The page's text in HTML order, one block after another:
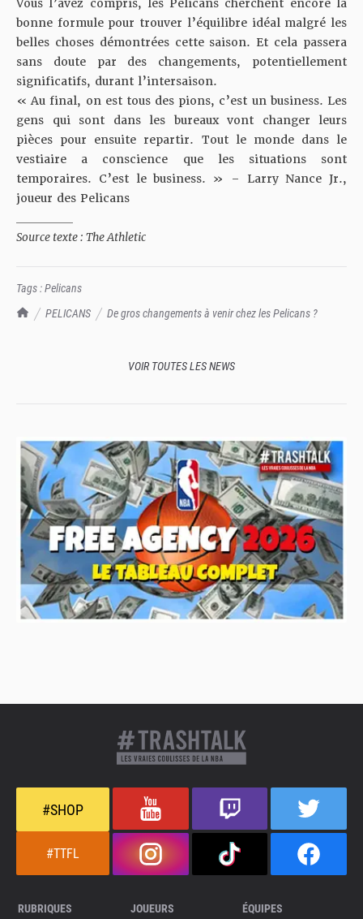
TrashTalk Actu NBA
PELICANS De gros changements à venir chez les Pelicans ?
Vous l’avez compris, les Pelicans cherchent encore la
bonne formule pour trouver l’équilibre idéal malgré les
belles choses démontrées cette saison. Et cela passera
sans doute par des changements, potentiellement
significatifs, durant l’intersaison.
« Au final, on est tous des pions, c’est un business. Les
gens qui sont dans les bureaux vont changer leurs
pièces pour ensuite repartir. Tout le monde dans le
vestiaire a conscience que les situations sont
temporaires. C’est le business. » – Larry Nance Jr.,
joueur des Pelicans
Source texte : The Athletic
Tags :Pelicans
VOIR TOUTES LES NEWS
#SHOP
#TTFL
RUBRIQUES
JOUEURS ÉQUIPES